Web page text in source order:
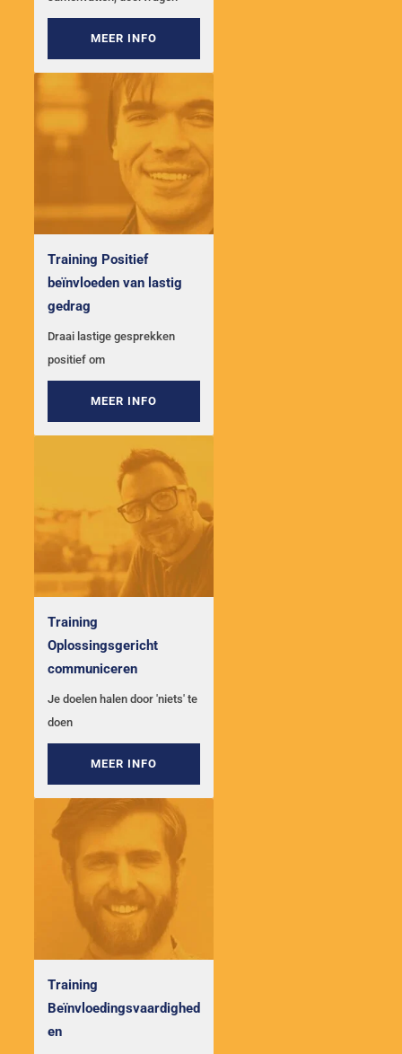
MEER INFO
Training Positief
beïnvloeden van lastig
gedrag
Draai lastige gesprekken
positief om
MEER INFO
Training
Oplossingsgericht
communiceren
Je doelen halen door 'niets' te
doen
MEER INFO
Training
Beïnvloedingsvaardighed
en